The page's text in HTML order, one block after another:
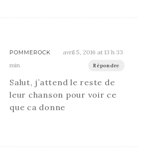
POMMEROCK
avril 5, 2016 at 13 h 33
min
Répondre
Salut, j’attend le reste de
leur chanson pour voir ce
que ca donne